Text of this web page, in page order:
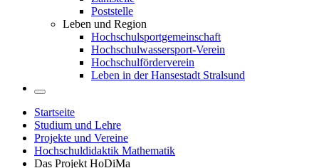
Poststelle
Leben und Region
Hochschulsportgemeinschaft
Hochschulwassersport-Verein
Hochschulförderverein
Leben in der Hansestadt Stralsund
Startseite
Studium und Lehre
Projekte und Vereine
Hochschuldidaktik Mathematik
Das Projekt HoDiMa